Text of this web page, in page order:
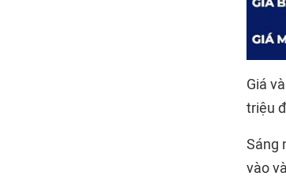
Giá
triệu
Sáng
vào